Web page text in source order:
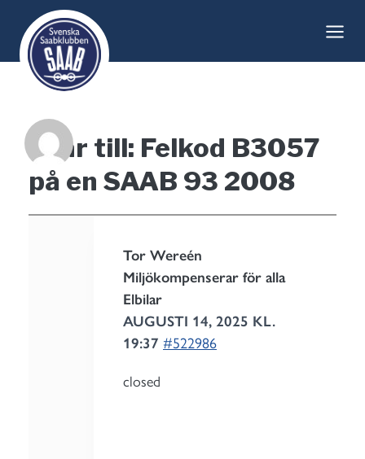
content
Svar till: Felkod B3057
på en SAAB 93 2008
Tor Wereén
Miljökompenserar för alla
Elbilar
AUGUSTI 14, 2025 KL.
19:37 #522986
closed